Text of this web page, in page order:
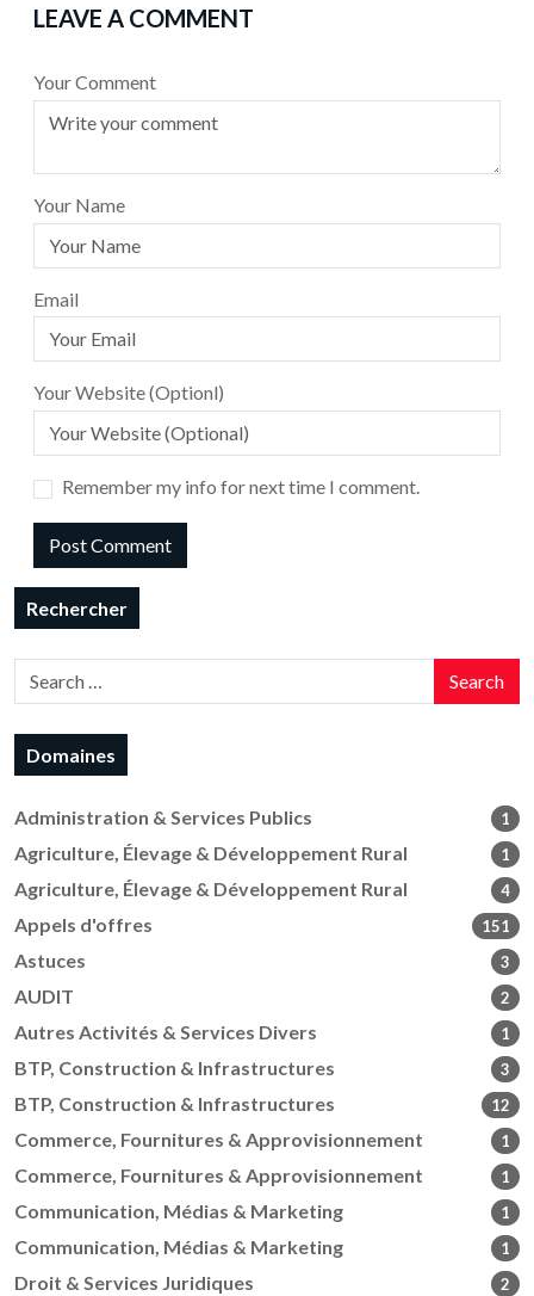
LEAVE A COMMENT
Your Comment
Your Name
Email
Your Website (Optionl)
Remember my info for next time I comment.
Rechercher
Search
Domaines
Administration & Services Publics 1
Agriculture, Élevage & Développement Rural 1
Agriculture, Élevage & Développement Rural 4
Appels d'offres 151
Astuces 3
AUDIT 2
Autres Activités & Services Divers 1
BTP, Construction & Infrastructures 3
BTP, Construction & Infrastructures 12
Commerce, Fournitures & Approvisionnement 1
Commerce, Fournitures & Approvisionnement 1
Communication, Médias & Marketing 1
Communication, Médias & Marketing 1
Droit & Services Juridiques 2